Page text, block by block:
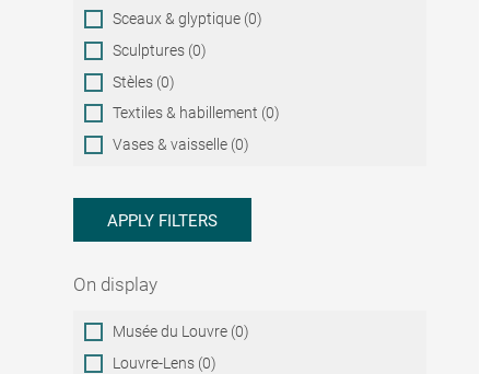
Sceaux & glyptique (0)
Sculptures (0)
Stèles (0)
Textiles & habillement (0)
Vases & vaisselle (0)
APPLY FILTERS
On display
On
display
Musée du Louvre (0)
Louvre-Lens (0)